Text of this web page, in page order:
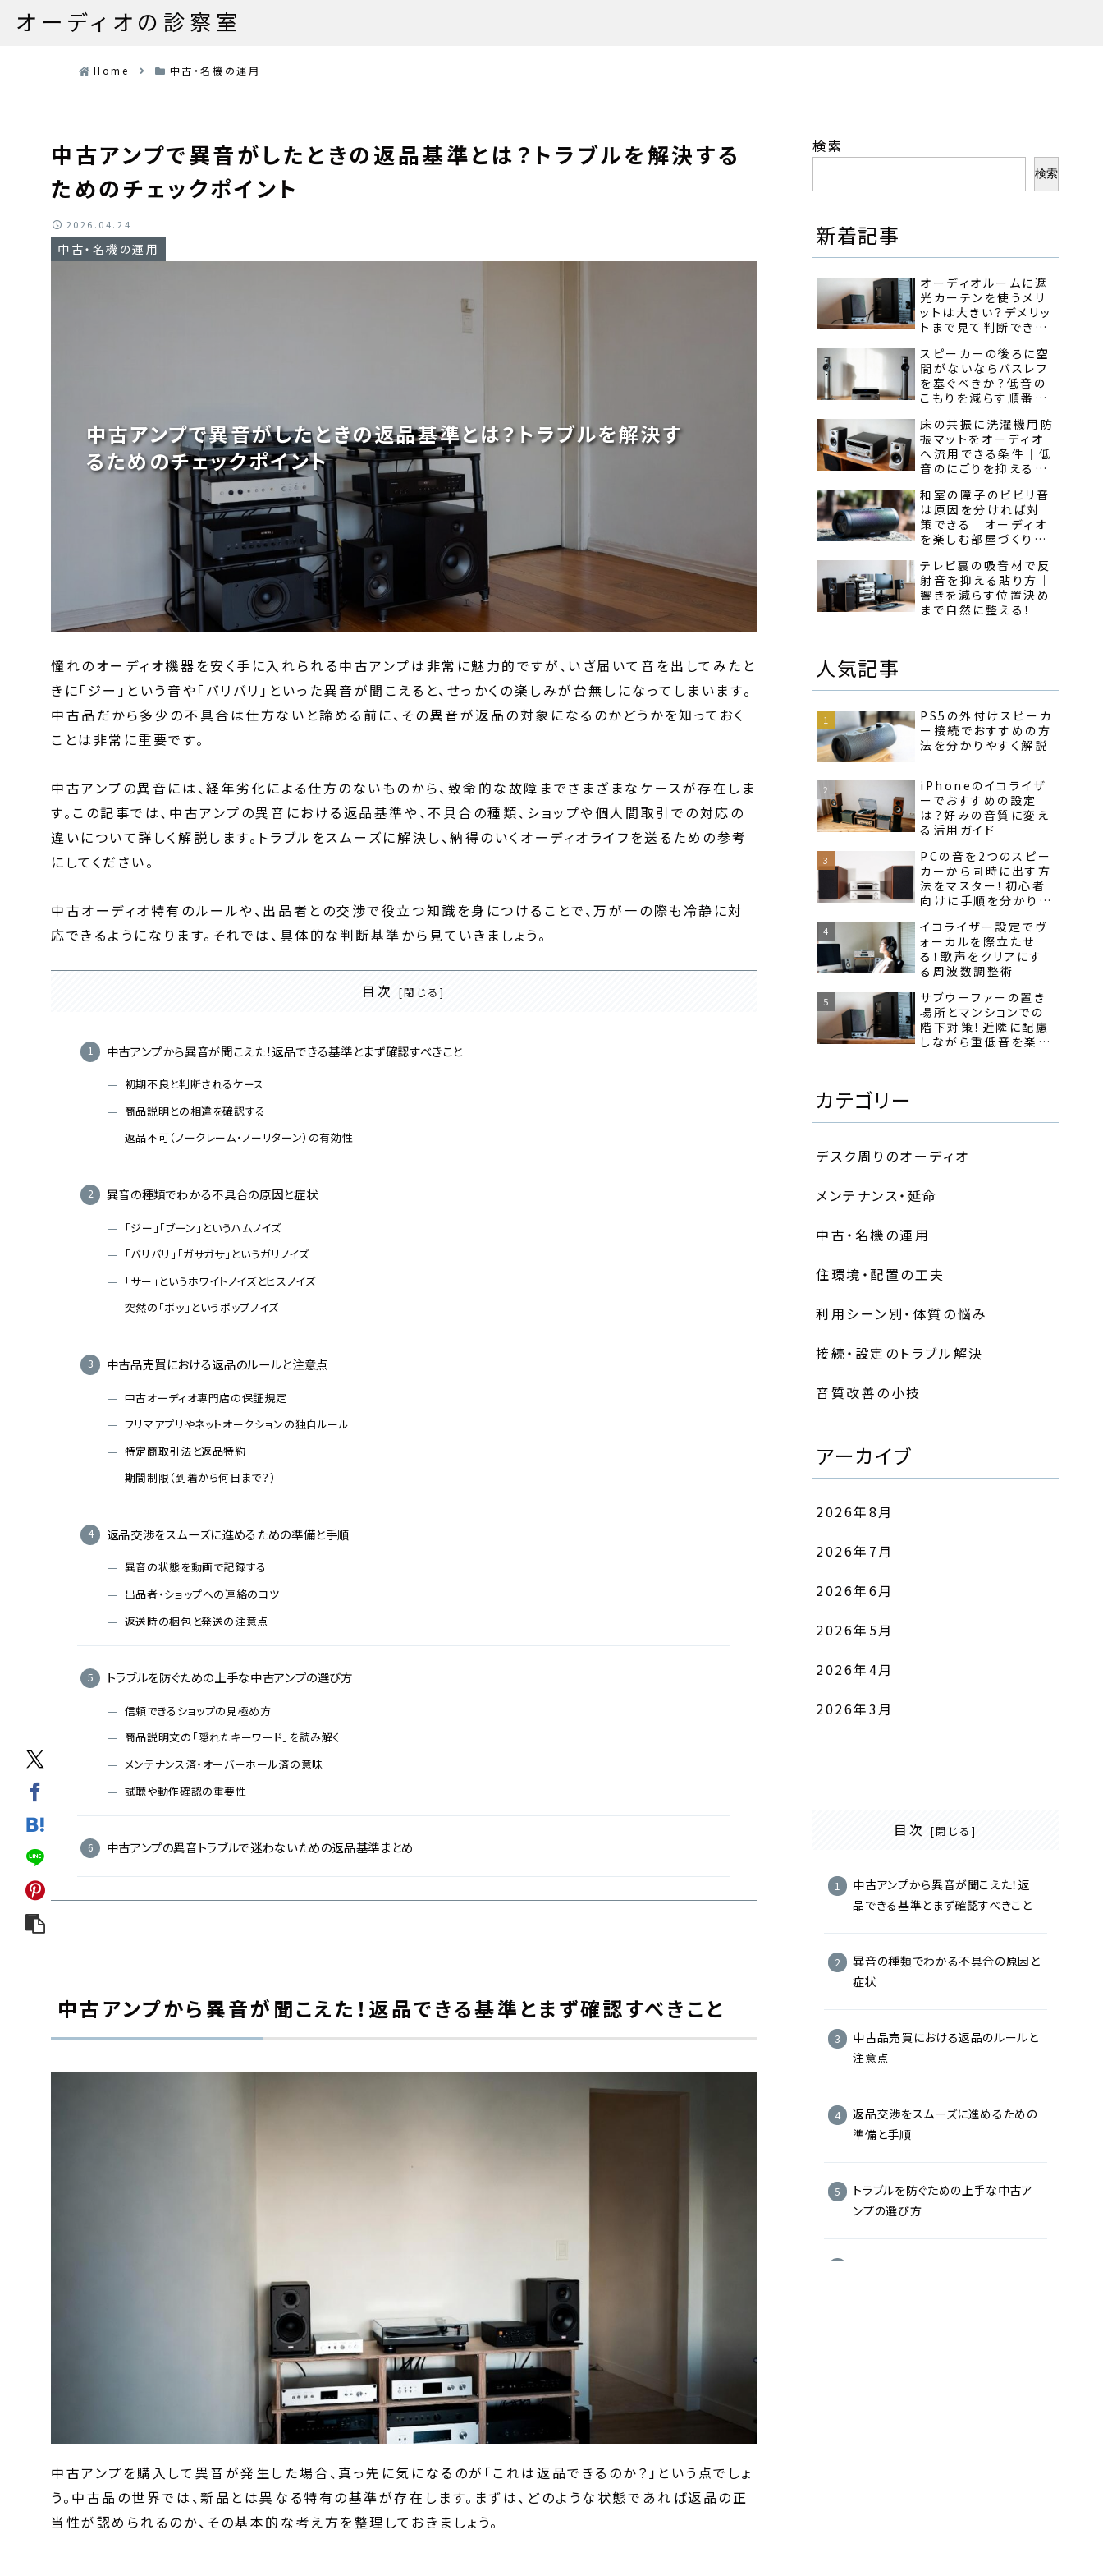
オーディオの診察室
Home 中古・名機の運用
中古アンプで異音がしたときの返品基準とは？トラブルを解決する
ためのチェックポイント
中古アンプで異音がしたときの返品基準とは？トラブルを解決す
るためのチェックポイント
中古・名機の運用
2026.04.24
憧れのオーディオ機器を安く手に入れられる中古アンプは非常に魅力的ですが、いざ届いて音を出してみたと
きに「ジー」という音や「バリバリ」といった異音が聞こえると、せっかくの楽しみが台無しになってしまいます。
中古品だから多少の不具合は仕方ないと諦める前に、その異音が返品の対象になるのかどうかを知っておく
ことは非常に重要です。
中古アンプの異音には、経年劣化による仕方のないものから、致命的な故障までさまざまなケースが存在しま
す。この記事では、中古アンプの異音における返品基準や、不具合の種類、ショップや個人間取引での対応の
違いについて詳しく解説します。トラブルをスムーズに解決し、納得のいくオーディオライフを送るための参考
にしてください。
中古オーディオ特有のルールや、出品者との交渉で役立つ知識を身につけることで、万が一の際も冷静に対
応できるようになります。それでは、具体的な判断基準から見ていきましょう。
目次
中古アンプから異音が聞こえた！返品できる基準とまず確認すべきこと
初期不良と判断されるケース
商品説明との相違を確認する
返品不可（ノークレーム・ノーリターン）の有効性
異音の種類でわかる不具合の原因と症状
「ジー」「ブーン」というハムノイズ
「バリバリ」「ガサガサ」というガリノイズ
「サー」というホワイトノイズとヒスノイズ
突然の「ボッ」というポップノイズ
中古品売買における返品のルールと注意点
中古オーディオ専門店の保証規定
フリマアプリやネットオークションの独自ルール
特定商取引法と返品特約
期間制限（到着から何日まで？）
返品交渉をスムーズに進めるための準備と手順
異音の状態を動画で記録する
出品者・ショップへの連絡のコツ
返送時の梱包と発送の注意点
トラブルを防ぐための上手な中古アンプの選び方
信頼できるショップの見極め方
商品説明文の「隠れたキーワード」を読み解く
メンテナンス済・オーバーホール済の意味
試聴や動作確認の重要性
中古アンプの異音トラブルで迷わないための返品基準まとめ
中古アンプから異音が聞こえた！返品できる基準とまず確認すべきこと
中古アンプを購入して異音が発生した場合、真っ先に気になるのが「これは返品できるのか？」という点でしょ
う。中古品の世界では、新品とは異なる特有の基準が存在します。まずは、どのような状態であれば返品の正
当性が認められるのか、その基本的な考え方を整理しておきましょう。
検索
検索
新着記事
オーディオルームに遮
光カーテンを使うメリ
ットは大きい？デメリッ
トまで見て判断でき
スピーカーの後ろに空
間がないならバスレフ
を塞ぐべきか？低音の
こもりを減らす順番が
床の共振に洗濯機用防
振マットをオーディオ
へ流用できる条件｜低
音のにごりを抑える使
和室の障子のビビリ音
は原因を分ければ対
策できる｜オーディオ
を楽しむ部屋づくりの
テレビ裏の吸音材で反
射音を抑える貼り方｜
響きを減らす位置決め
まで自然に整える！
人気記事
PS5の外付けスピーカ
ー接続でおすすめの方
法を分かりやすく解説
iPhoneのイコライザ
ーでおすすめの設定
は？好みの音質に変え
る活用ガイド
PCの音を2つのスピー
カーから同時に出す方
法をマスター！初心者
向けに手順を分かりや
イコライザー設定でヴ
ォーカルを際立たせ
る！歌声をクリアにす
る周波数調整術
サブウーファーの置き
場所とマンションでの
階下対策！近隣に配慮
しながら重低音を楽し
カテゴリー
デスク周りのオーディオ
メンテナンス・延命
中古・名機の運用
住環境・配置の工夫
利用シーン別・体質の悩み
接続・設定のトラブル解決
音質改善の小技
アーカイブ
2026年8月
2026年7月
2026年6月
2026年5月
2026年4月
2026年3月
目次
中古アンプから異音が聞こえた！返
品できる基準とまず確認すべきこと
異音の種類でわかる不具合の原因と
症状
中古品売買における返品のルールと
注意点
返品交渉をスムーズに進めるための
準備と手順
トラブルを防ぐための上手な中古ア
ンプの選び方
中古アンプの異音トラブルで迷わな